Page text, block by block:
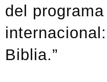
del programa
Biblia.”